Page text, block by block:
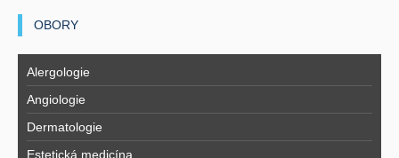
OBORY
Alergologie
Angiologie
Dermatologie
Estetická medicína